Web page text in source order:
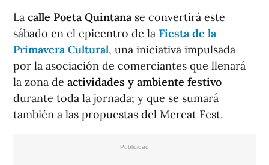
La calle Poeta Quintana se convertirá este
sábado en el epicentro de la Fiesta de la
Primavera Cultural, una iniciativa impulsada
por la asociación de comerciantes que llenará
la zona de actividades y ambiente festivo
durante toda la jornada; y que se sumará
también a las propuestas del Mercat Fest.